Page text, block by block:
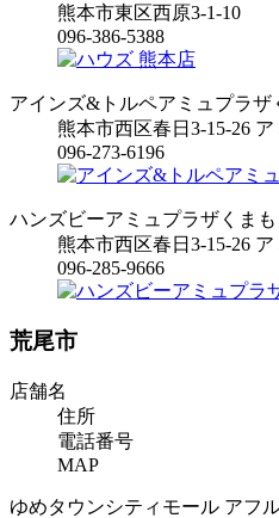
熊本市東区西原3-1-10
096-386-5388
アインズ&トルペアミュプラザ
熊本市西区春日3-15-26
096-273-6196
ハンズビーアミュプラザくま
熊本市西区春日3-15-26
096-285-9666
荒尾市
店舗名
住所
電話番号
MAP
ゆめタウンシティモール アフ